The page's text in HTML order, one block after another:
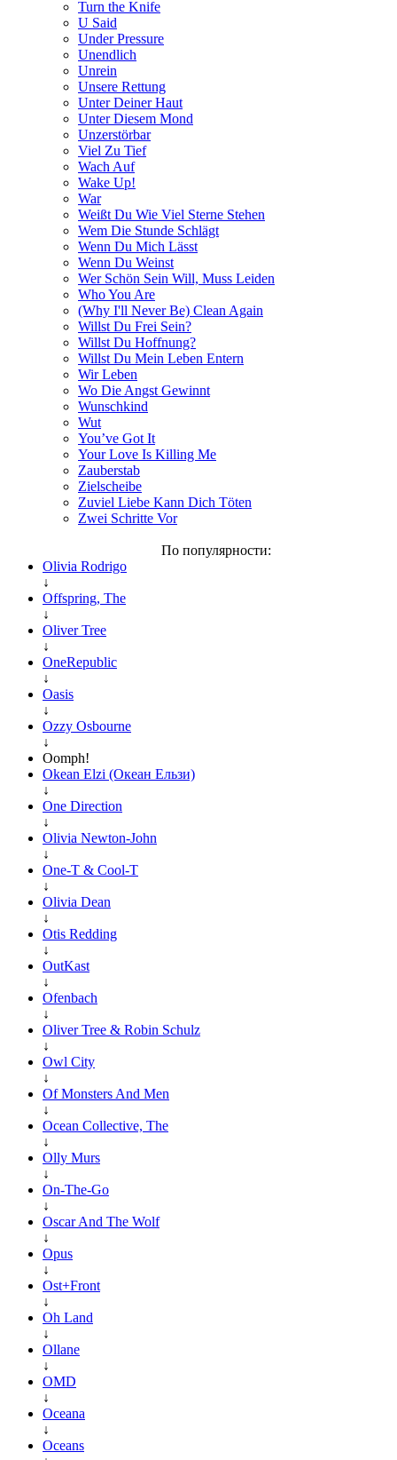
Turn the Knife
U Said
Under Pressure
Unendlich
Unrein
Unsere Rettung
Unter Deiner Haut
Unter Diesem Mond
Unzerstörbar
Viel Zu Tief
Wach Auf
Wake Up!
War
Weißt Du Wie Viel Sterne Stehen
Wem Die Stunde Schlägt
Wenn Du Mich Lässt
Wenn Du Weinst
Wer Schön Sein Will, Muss Leiden
Who You Are
(Why I'll Never Be) Clean Again
Willst Du Frei Sein?
Willst Du Hoffnung?
Willst Du Mein Leben Entern
Wir Leben
Wo Die Angst Gewinnt
Wunschkind
Wut
You’ve Got It
Your Love Is Killing Me
Zauberstab
Zielscheibe
Zuviel Liebe Kann Dich Töten
Zwei Schritte Vor
По популярности:
Olivia Rodrigo
↓
Offspring, The
↓
Oliver Tree
↓
OneRepublic
↓
Oasis
↓
Ozzy Osbourne
↓
Oomph!
Okean Elzi (Океан Ельзи)
↓
One Direction
↓
Olivia Newton-John
↓
One-T & Cool-T
↓
Olivia Dean
↓
Otis Redding
↓
OutKast
↓
Ofenbach
↓
Oliver Tree & Robin Schulz
↓
Owl City
↓
Of Monsters And Men
↓
Ocean Collective, The
↓
Olly Murs
↓
On-The-Go
↓
Oscar And The Wolf
↓
Opus
↓
Ost+Front
↓
Oh Land
↓
Ollane
↓
OMD
↓
Oceana
↓
Oceans